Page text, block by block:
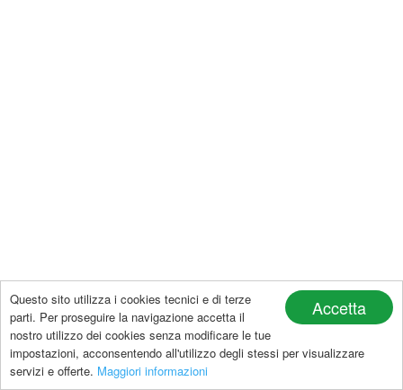
Accetta
Questo sito utilizza i cookies tecnici e di terze
parti. Per proseguire la navigazione accetta il
nostro utilizzo dei cookies senza modificare le tue
impostazioni, acconsentendo all'utilizzo degli stessi per visualizzare
servizi e offerte. Maggiori informazioni